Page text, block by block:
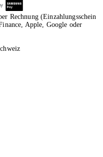
Rechnung (Einzahlungsschein
Apple, Google oder